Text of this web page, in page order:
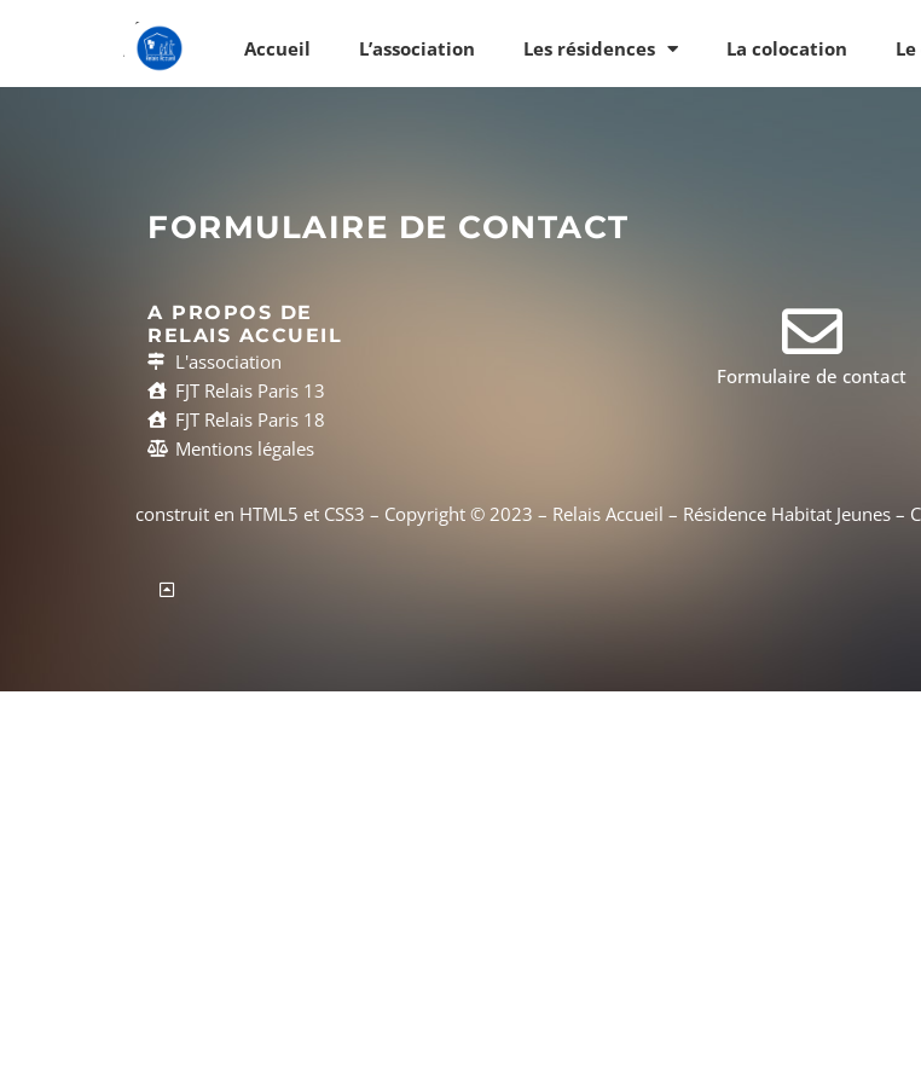
Accueil L’association Les résidences La colocation
Angéla Geremia
FORMULAIRE DE CONTACT
A PROPOS DE
RELAIS ACCUEIL
L'association
FJT Relais Paris 13
FJT Relais Paris 18
Mentions légales
Formulaire de contact
construit en HTML5 et CSS3 – Copyright © 2023 – Relais Accueil – Résidence Habitat Jeunes –